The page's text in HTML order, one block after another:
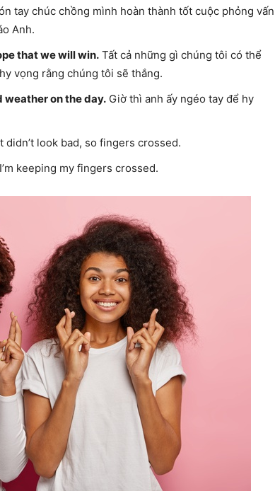
tay chúc chồng mình hoàn thành tốt cuộc phỏng vấn
Anh.
that we will win. Tất cả những gì chúng tôi có thể
vọng rằng chúng tôi sẽ thắng.
weather on the day. Giờ thì anh ấy ngéo tay để hy
didn’t look bad, so fingers crossed.
keeping my fingers crossed.